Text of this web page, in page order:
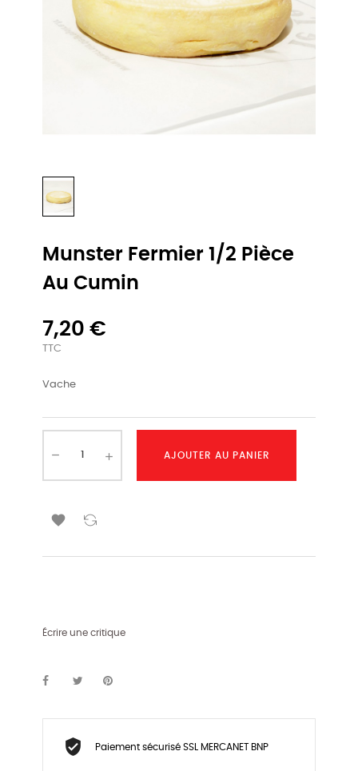
Munster Fermier 1/2 Pièce
Au Cumin
7,20 €
TTC
Vache
AJOUTER AU PANIER

Écrire une critique
Paiement sécurisé SSL MERCANET BNP